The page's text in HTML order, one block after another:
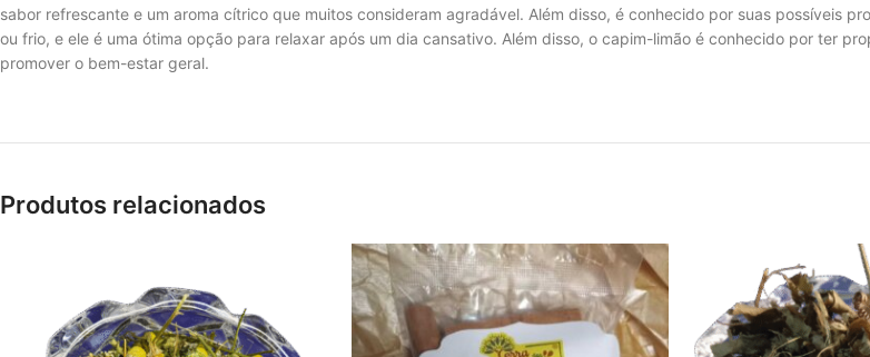
sabor refrescante e um aroma cítrico que muitos consideram agradável. Além disso, é conhecido por suas possíveis
ou frio, e ele é uma ótima opção para relaxar após um dia cansativo. Além disso, o capim-limão é conhecido por ter
promover o bem-estar geral.
Produtos relacionados